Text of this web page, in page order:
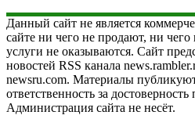
Данный сайт не является
сайте ни чего не продают, ни
услуги не оказываются. Сайт
новостей RSS канала
newsru.com. Материалы
ответственность за
Администрация сайта не несёт.